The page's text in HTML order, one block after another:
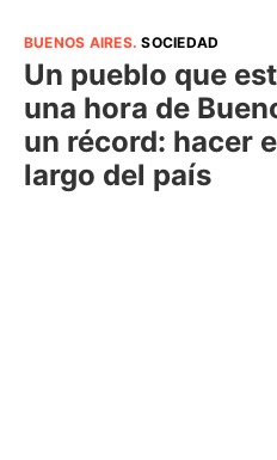
BUENOS AIRES.SOCIEDAD
Un pueblo que
una hora de
un récord: hacer
largo del país